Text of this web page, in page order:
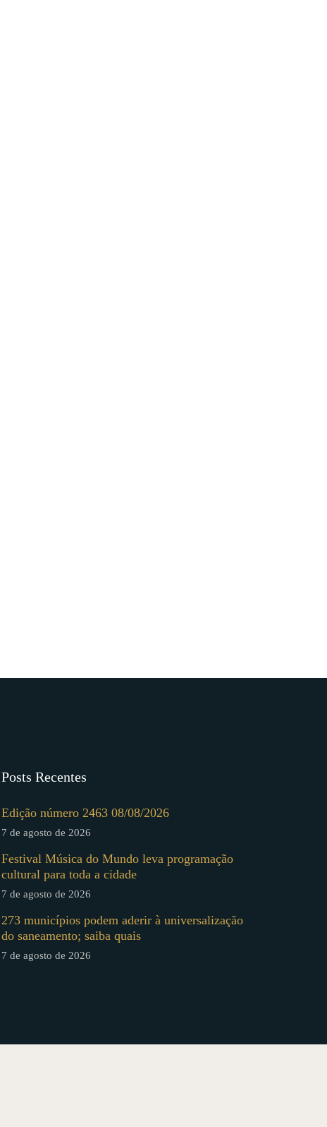
Posts Recentes
Edição número 2463 08/08/2026
7 de agosto de 2026
Festival Música do Mundo leva programação
cultural para toda a cidade
7 de agosto de 2026
273 municípios podem aderir à universalização
do saneamento; saiba quais
7 de agosto de 2026